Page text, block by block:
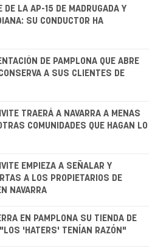
DE LA AP-15 DE MADRUGADA Y
SU CONDUCTOR HA
DE PAMPLONA QUE ABRE
A SUS CLIENTES DE
TRAERÁ A NAVARRA A MENAS
COMUNIDADES QUE HAGAN LO
EMPIEZA A SEÑALAR Y
A LOS PROPIETARIOS DE
NAVARRA
EN PAMPLONA SU TIENDA DE
'HATERS' TENÍAN RAZÓN"